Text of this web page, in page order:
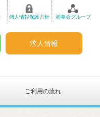
個人情報保護方針 和幸会グループ
求人情報
ご利用の流れ